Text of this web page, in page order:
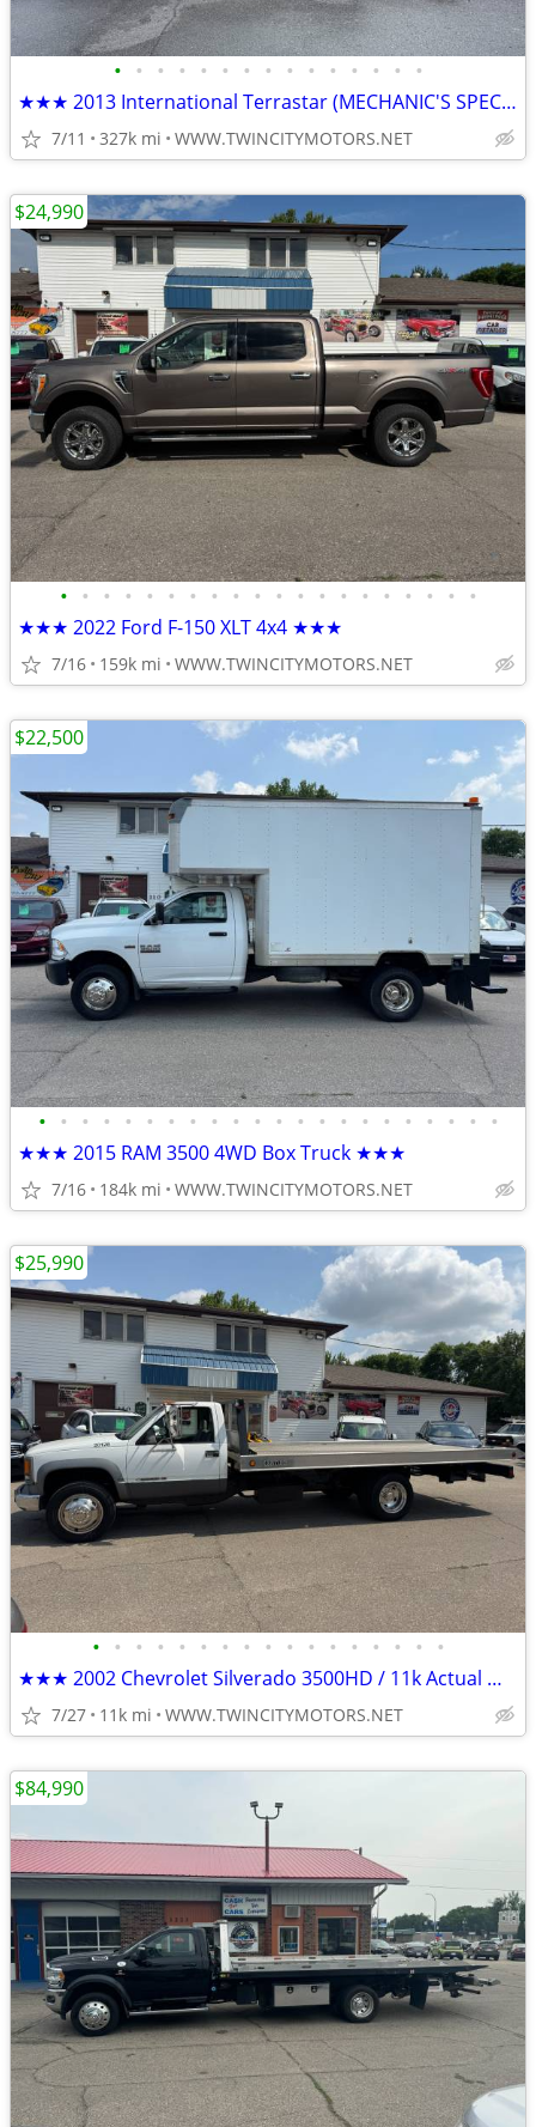
• • • • • • • • • • • • • • •
★★★ 2013 International Terrastar (MECHANIC'S SPECIAL!) ★★★
7/11 327k mi WWW.TWINCITYMOTORS.NET
• • • • • • • • • • • • • • • • • • • •
★★★ 2022 Ford F-150 XLT 4x4 ★★★
7/16 159k mi WWW.TWINCITYMOTORS.NET
$24,990
• • • • • • • • • • • • • • • • • • • • • •
★★★ 2015 RAM 3500 4WD Box Truck ★★★
7/16 184k mi WWW.TWINCITYMOTORS.NET
$22,500
• • • • • • • • • • • • • • • • •
★★★ 2002 Chevrolet Silverado 3500HD / 11k Actual Miles! ★★★
7/27 11k mi WWW.TWINCITYMOTORS.NET
$25,990
$84,990